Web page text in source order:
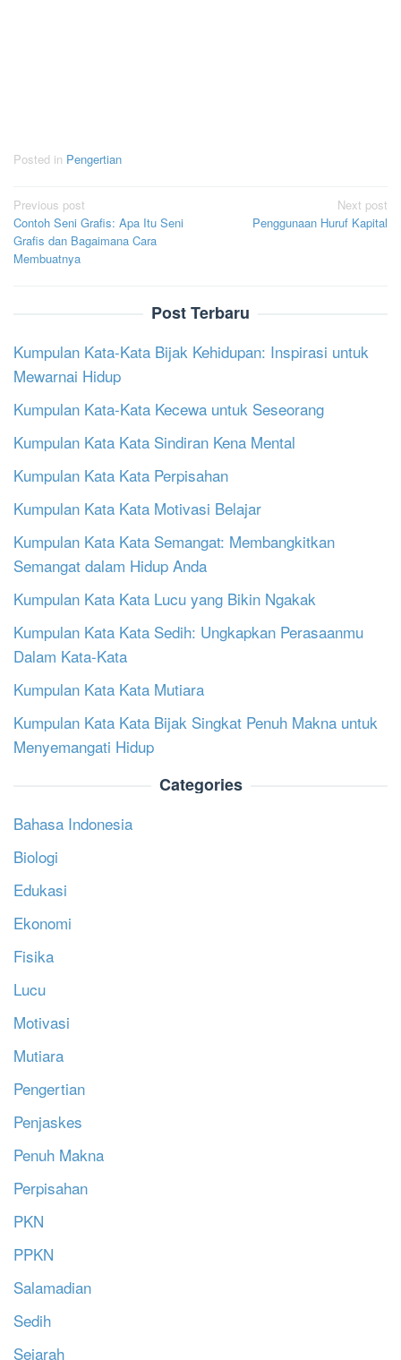
Posted in Pengertian
Post
navigation
Previous post
Contoh Seni Grafis: Apa Itu Seni
Grafis dan Bagaimana Cara
Membuatnya
Next post
Penggunaan Huruf Kapital
Post Terbaru
Kumpulan Kata-Kata Bijak Kehidupan: Inspirasi untuk
Mewarnai Hidup
Kumpulan Kata-Kata Kecewa untuk Seseorang
Kumpulan Kata Kata Sindiran Kena Mental
Kumpulan Kata Kata Perpisahan
Kumpulan Kata Kata Motivasi Belajar
Kumpulan Kata Kata Semangat: Membangkitkan
Semangat dalam Hidup Anda
Kumpulan Kata Kata Lucu yang Bikin Ngakak
Kumpulan Kata Kata Sedih: Ungkapkan Perasaanmu
Dalam Kata-Kata
Kumpulan Kata Kata Mutiara
Kumpulan Kata Kata Bijak Singkat Penuh Makna untuk
Menyemangati Hidup
Categories
Bahasa Indonesia
Biologi
Edukasi
Ekonomi
Fisika
Lucu
Motivasi
Mutiara
Pengertian
Penjaskes
Penuh Makna
Perpisahan
PKN
PPKN
Salamadian
Sedih
Sejarah